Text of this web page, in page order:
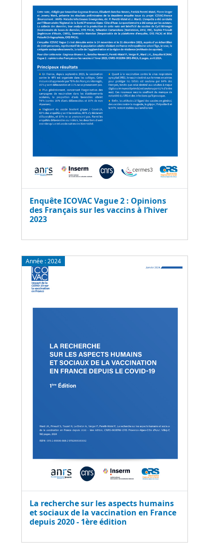
Enquête ICOVAC Vague 2 : Opinions
des Français sur les vaccins à l’hiver
2023
Année :2024
La recherche sur les aspects humains
et sociaux de la vaccination en France
depuis 2020 - 1ère édition